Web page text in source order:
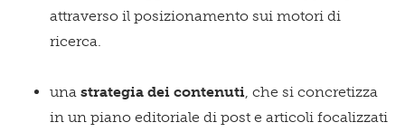
attraverso il posizionamento sui motori di
ricerca.
una strategia dei contenuti , che si concretizza
in un piano editoriale di post e articoli focalizzati